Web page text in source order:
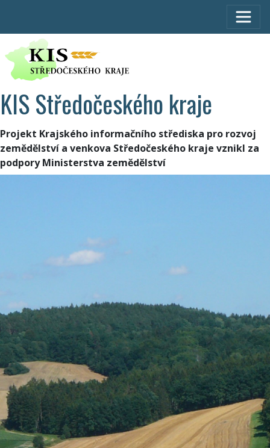
KIS Středočeského kraje
Projekt Krajského informačního střediska pro rozvoj
zemědělství a venkova Středočeského kraje vznikl za
podpory Ministerstva zemědělství